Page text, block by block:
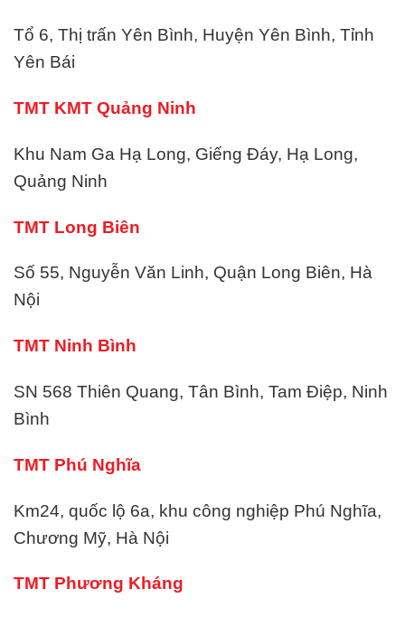
Tổ 6, Thị trấn Yên Bình, Huyện Yên Bình, Tỉnh
Yên Bái
TMT KMT Quảng Ninh
Khu Nam Ga Hạ Long, Giếng Đáy, Hạ Long,
Quảng Ninh
TMT Long Biên
Số 55, Nguyễn Văn Linh, Quận Long Biên, Hà
Nội
TMT Ninh Bình
SN 568 Thiên Quang, Tân Bình, Tam Điệp, Ninh
Bình
TMT Phú Nghĩa
Km24, quốc lộ 6a, khu công nghiệp Phú Nghĩa,
Chương Mỹ, Hà Nội
TMT Phương Kháng